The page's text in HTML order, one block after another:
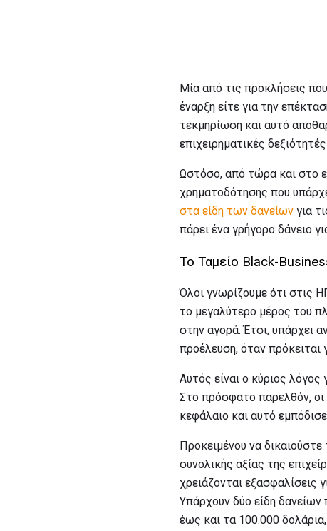
Μία από τις προκλήσεις
έναρξη είτε για την
τεκμηρίωση και αυτό
επιχειρηματικές
Ωστόσο, από τώρα και στο
χρηματοδότησης που
στα είδη των δανείων για
πάρει ένα γρήγορο δάνειο
Το Ταμείο Black-
Όλοι γνωρίζουμε ότι στις
το μεγαλύτερο μέρος του
στην αγορά. Έτσι, υπάρχει
προέλευση, όταν πρόκειται
Αυτός είναι ο κύριος λόγος
Στο πρόσφατο παρελθόν, οι
κεφάλαιο και αυτό
Προκειμένου να
συνολικής αξίας της
χρειάζονται εξασφαλίσεις
Υπάρχουν δύο είδη
έως και τα 100.000